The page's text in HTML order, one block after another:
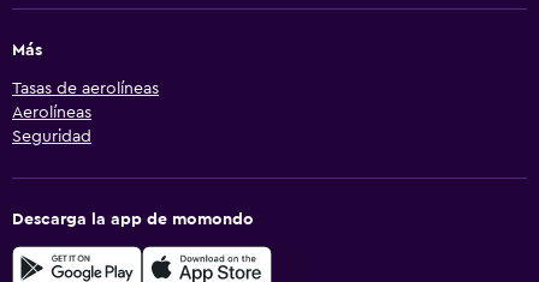
Más
Tasas de aerolíneas
Aerolíneas
Seguridad
Descarga la app de momondo